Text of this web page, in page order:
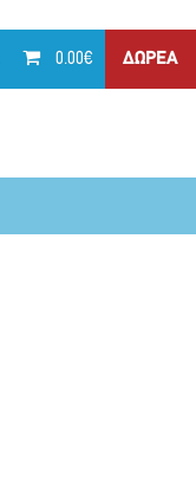
0.00€ ΔΩΡΕΑ